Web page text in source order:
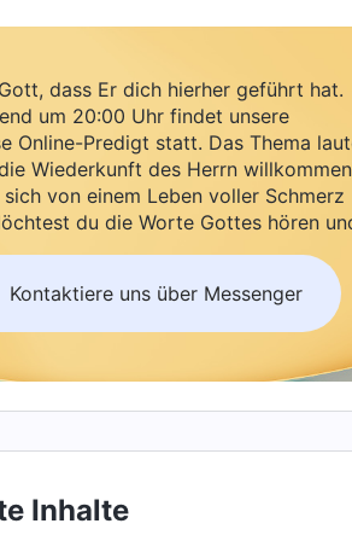
zurückkamen. Mein Bruder warf
Lächeln im Gesicht:
zu mir und zogen mich an den
hier nicht. Ich versuchte, ihre
mich einfach ins Auto.
sah ich, dass wir
Schwager stiegen aus. Ich
Ich wollte aus dem Auto
aktiviert, sodass ich die Tür
wie herzlos sie waren. So
dass Er dich hierher geführt hat.
um 20:00 Uhr findet unsere
Online-Predigt statt. Das Thema
Wiederkunft des Herrn willkommen
von einem Leben voller Schmerz
du die Worte Gottes hören
Kontaktiere uns über Messenger
Inhalte